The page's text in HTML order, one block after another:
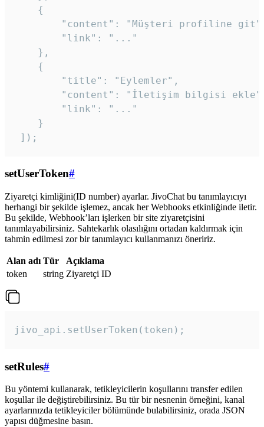
    {
"content": "Müşteri profiline
        "link": "..."
    },
    {
        "title": "Eylemler",
"content": "İletişim bilgisi
        "link": "..."
    }
]);
setUserToken#
Ziyaretçi kimliğini(ID number) ayarlar. JivoChat bu tanımlayıcıyı
herhangi bir şekilde işlemez, ancak her Webhooks etkinliğinde iletir.
Bu şekilde, Webhook’ları işlerken bir site ziyaretçisini
tanımlayabilirsiniz. Sahtekarlık olasılığını ortadan kaldırmak için
tahmin edilmesi zor bir tanımlayıcı kullanmanızı öneririz.
Alan adı Tür
Açıklama
token
string Ziyaretçi ID
jivo_api.setUserToken(token);
setRules#
Bu yöntemi kullanarak, tetikleyicilerin koşullarını transfer edilen
koşullar ile değiştirebilirsiniz. Bu tür bir nesnenin örneğini, kanal
ayarlarınızda tetikleyiciler bölümünde bulabilirsiniz, orada JSON
yapısı düğmesine basın.